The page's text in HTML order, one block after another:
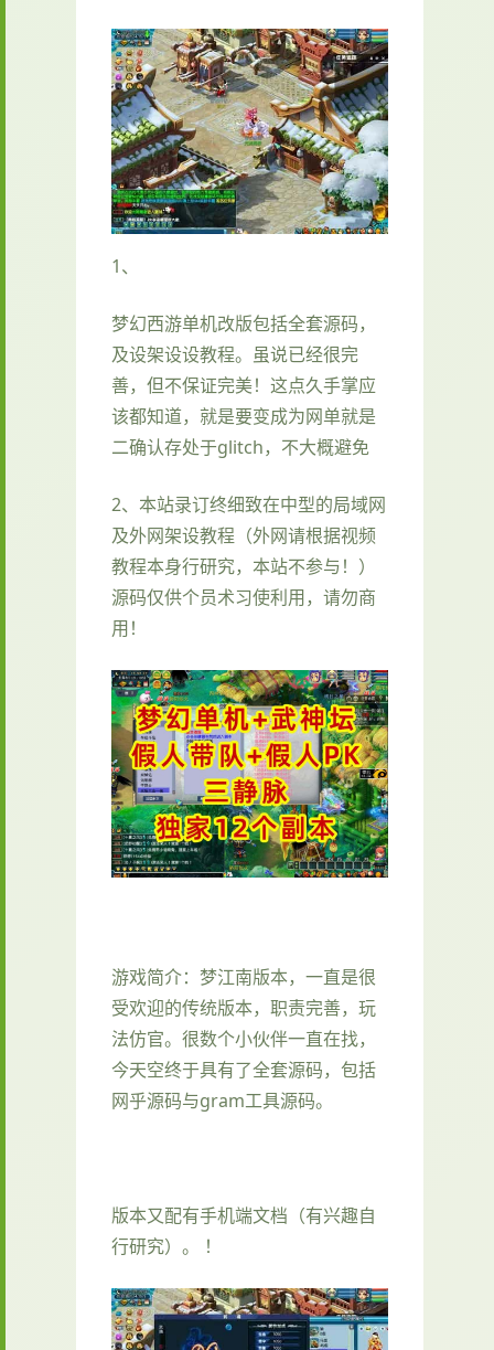
1、
梦幻西游单机改版包括全套源码，
及设架设设教程。虽说已经很完
善，但不保证完美！这点久手掌应
该都知道，就是要变成为网单就是
二确认存处于glitch，不大概避免
2、本站录订终细致在中型的局域网
及外网架设教程（外网请根据视频
教程本身行研究，本站不参与！）
源码仅供个员术习使利用，请勿商
用！
游戏简介：梦江南版本，一直是很
受欢迎的传统版本，职责完善，玩
法仿官。很数个小伙伴一直在找，
今天空终于具有了全套源码，包括
网乎源码与gram工具源码。
版本又配有手机端文档（有兴趣自
行研究）。 ！